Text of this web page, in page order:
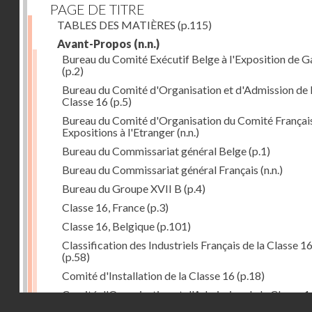
PAGE DE TITRE
TABLES DES MATIÈRES (p.115)
Avant-Propos (n.n.)
Bureau du Comité Exécutif Belge à l'Exposition de
(p.2)
Bureau du Comité d'Organisation et d'Admission de
Classe 16 (p.5)
Bureau du Comité d'Organisation du Comité
Expositions à l'Etranger(n.n.)
Bureau du Commissariat général Belge(p.1)
Bureau du Commissariat général Français (n.n.)
Bureau du Groupe XVII B (p.4)
Classe 16, France(p.3)
Classe 16, Belgique(p.101)
Classification des Industriels Français de la Classe 16
(p.58)
Comité d'Installation de la Classe 16 (p.18)
Comité d'Organisation et d'Admission de la Classe